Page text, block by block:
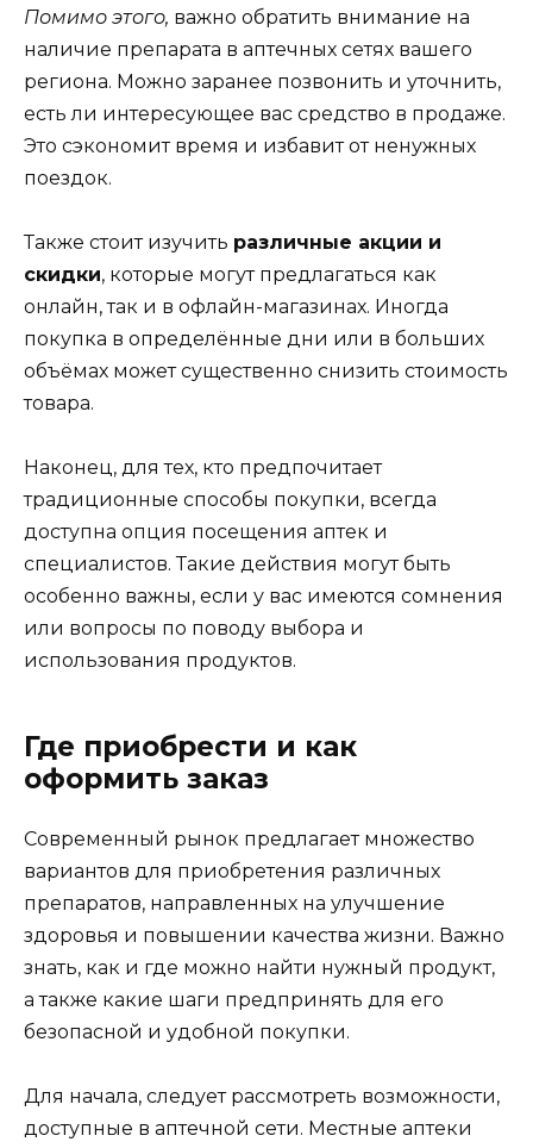
Помимо этого, важно обратить внимание на
наличие препарата в аптечных сетях вашего
региона. Можно заранее позвонить и уточнить,
есть ли интересующее вас средство в продаже.
Это сэкономит время и избавит от ненужных
поездок.
Также стоит изучить различные акции и
скидки, которые могут предлагаться как
онлайн, так и в офлайн-магазинах. Иногда
покупка в определённые дни или в больших
объёмах может существенно снизить стоимость
товара.
Наконец, для тех, кто предпочитает
традиционные способы покупки, всегда
доступна опция посещения аптек и
специалистов. Такие действия могут быть
особенно важны, если у вас имеются сомнения
или вопросы по поводу выбора и
использования продуктов.
Где приобрести и как
оформить заказ
Современный рынок предлагает множество
вариантов для приобретения различных
препаратов, направленных на улучшение
здоровья и повышении качества жизни. Важно
знать, как и где можно найти нужный продукт,
а также какие шаги предпринять для его
безопасной и удобной покупки.
Для начала, следует рассмотреть возможности,
доступные в аптечной сети. Местные аптеки